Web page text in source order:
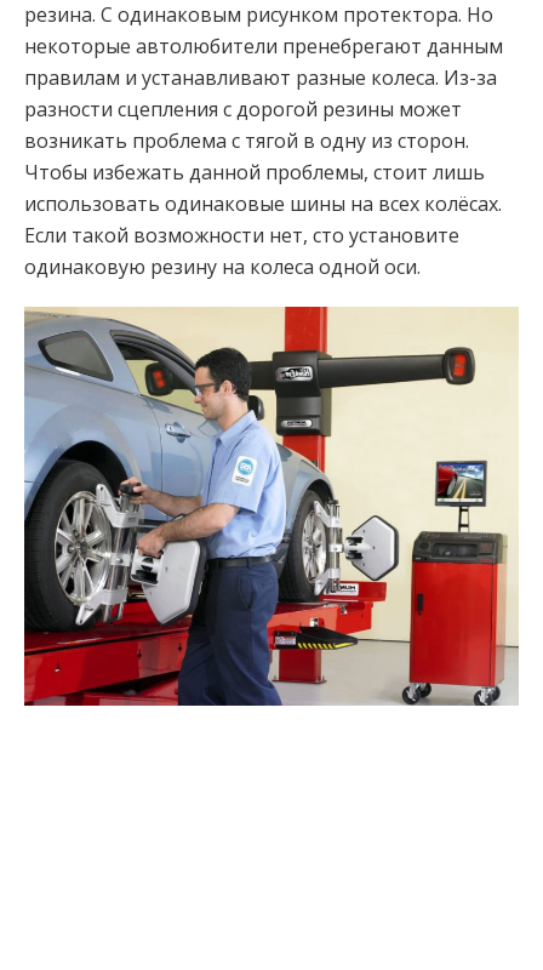
резина. С одинаковым рисунком протектора. Но
некоторые автолюбители пренебрегают данным
правилам и устанавливают разные колеса. Из-за
разности сцепления с дорогой резины может
возникать проблема с тягой в одну из сторон.
Чтобы избежать данной проблемы, стоит лишь
использовать одинаковые шины на всех колёсах.
Если такой возможности нет, сто установите
одинаковую резину на колеса одной оси.